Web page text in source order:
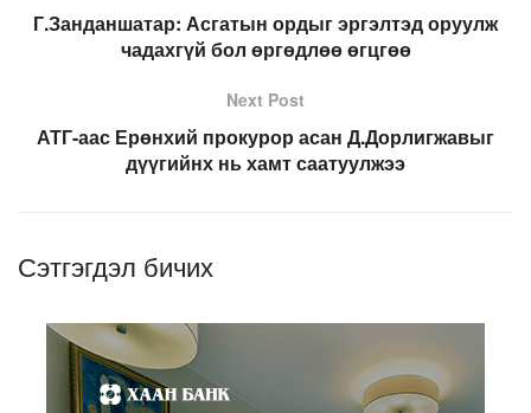
Г.Занданшатар: Асгатын ордыг эргэлтэд оруулж
чадахгүй бол өргөдлөө өгцгөө
Next Post
АТГ-аас Ерөнхий прокурор асан Д.Дорлигжавыг
дүүгийнх нь хамт саатуулжээ
Сэтгэгдэл бичих